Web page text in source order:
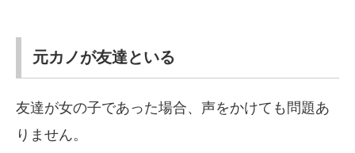
元カノが友達といる
友達が女の子であった場合、声をかけても問題あ
りません。